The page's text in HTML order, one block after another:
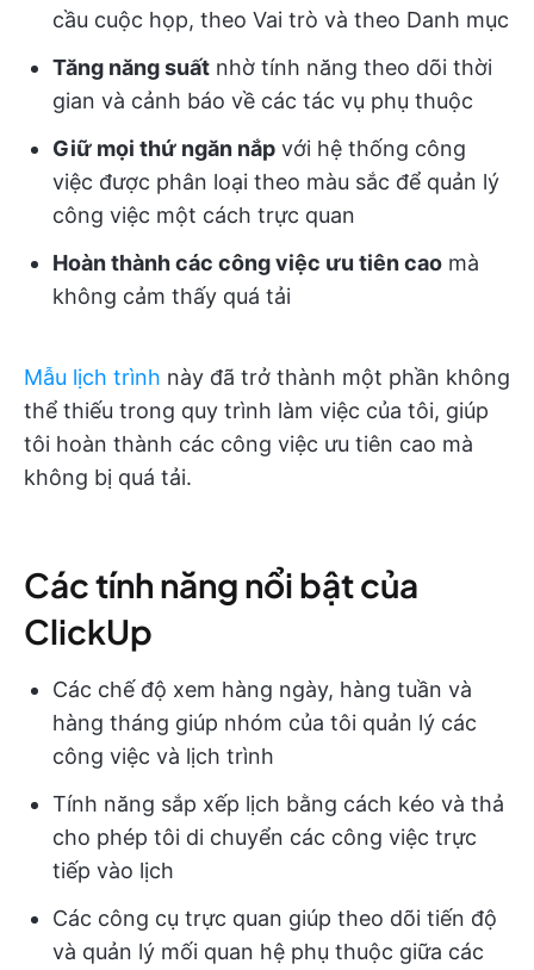
cầu cuộc họp, theo Vai trò và theo Danh mục
Tăng năng suất nhờ tính năng theo dõi thời
gian và cảnh báo về các tác vụ phụ thuộc
Giữ mọi thứ ngăn nắp với hệ thống công
việc được phân loại theo màu sắc để quản lý
công việc một cách trực quan
Hoàn thành các công việc ưu tiên cao mà
không cảm thấy quá tải
Mẫu lịch trình này đã trở thành một phần không
thể thiếu trong quy trình làm việc của tôi, giúp
tôi hoàn thành các công việc ưu tiên cao mà
không bị quá tải.
Các tính năng nổi bật của
ClickUp
Các chế độ xem hàng ngày, hàng tuần và
hàng tháng giúp nhóm của tôi quản lý các
công việc và lịch trình
Tính năng sắp xếp lịch bằng cách kéo và thả
cho phép tôi di chuyển các công việc trực
tiếp vào lịch
Các công cụ trực quan giúp theo dõi tiến độ
và quản lý mối quan hệ phụ thuộc giữa các